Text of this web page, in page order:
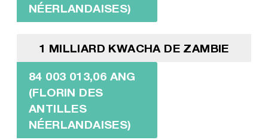
NÉERLANDAISES)
1 MILLIARD KWACHA DE ZAMBIE
84 003 013,06 ANG
(FLORIN DES
ANTILLES
NÉERLANDAISES)